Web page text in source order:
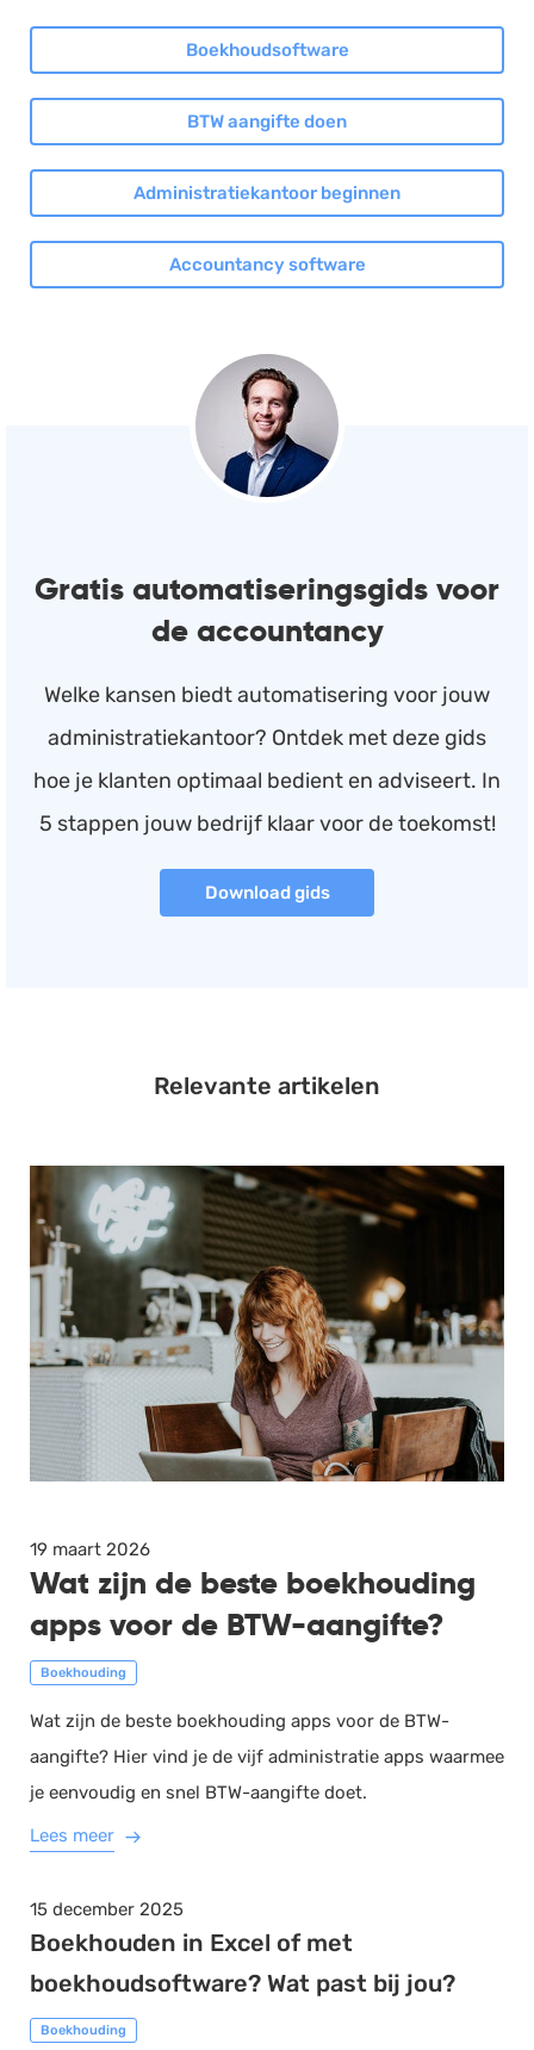
Boekhoudsoftware
BTW aangifte doen
Administratiekantoor beginnen
Accountancy software
Gratis automatiseringsgids voor
de accountancy
Welke kansen biedt automatisering voor jouw
administratiekantoor? Ontdek met deze gids
hoe je klanten optimaal bedient en adviseert. In
5 stappen jouw bedrijf klaar voor de toekomst!
Download gids
Relevante artikelen
19 maart 2026
Wat zijn de beste boekhouding
apps voor de BTW-aangifte?
Boekhouding
Wat zijn de beste boekhouding apps voor de BTW-
aangifte? Hier vind je de vijf administratie apps waarmee
je eenvoudig en snel BTW-aangifte doet.
Lees meer
15 december 2025
Boekhouden in Excel of met
boekhoudsoftware? Wat past bij jou?
Boekhouding